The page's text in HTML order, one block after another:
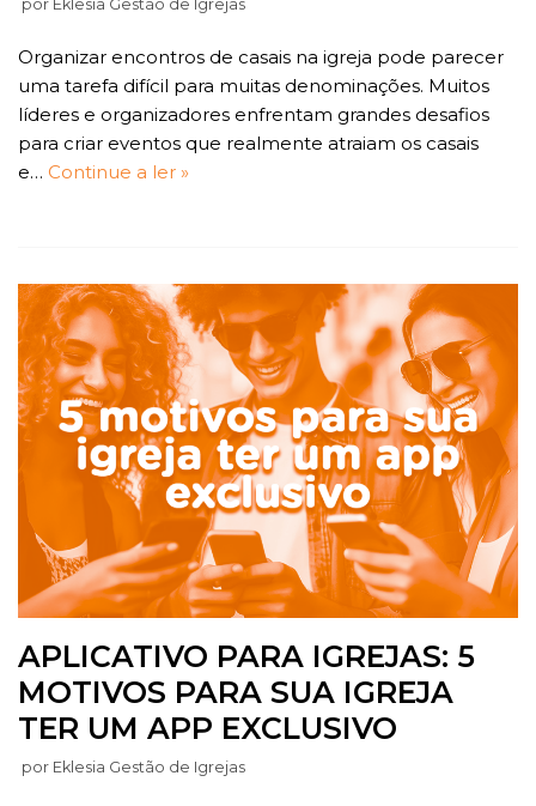
por Eklesia Gestão de Igrejas
Organizar encontros de casais na igreja pode parecer
uma tarefa difícil para muitas denominações. Muitos
líderes e organizadores enfrentam grandes desafios
para criar eventos que realmente atraiam os casais
e… Continue a ler »
APLICATIVO PARA IGREJAS: 5
MOTIVOS PARA SUA IGREJA
TER UM APP EXCLUSIVO
por Eklesia Gestão de Igrejas